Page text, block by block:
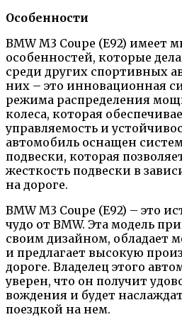
Особенности
BMW M3 Coupe (E92) имеет
особенностей, которые
среди других спортивных
них – это инновационная
режима распределения
колеса, которая
управляемость и
автомобиль оснащен
подвески, которая
жесткость подвески в
на дороге.
BMW M3 Coupe (E92) – это
чудо от BMW. Эта модель
своим дизайном, обладает
и предлагает высокую
дороге. Владелец этого
уверен, что он получит
вождения и будет
поездкой на нем.